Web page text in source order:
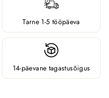
Tarne 1-5 tööpäeva
14-päevane tagastusõigus